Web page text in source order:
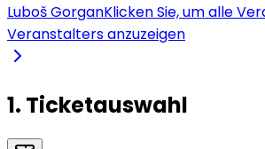
Luboš GorganKlicken Sie, um alle
Veranstalters anzuzeigen
1. Ticketauswahl